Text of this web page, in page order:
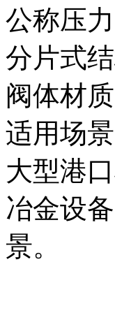
公称压
分片式
阀体材
适用场景‌
大型港
冶金设
景。